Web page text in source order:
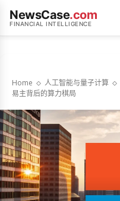
NewsCase.com
FINANCIAL INTELLIGENCE
Home 人工智能与量子计算
易主背后的算力棋局